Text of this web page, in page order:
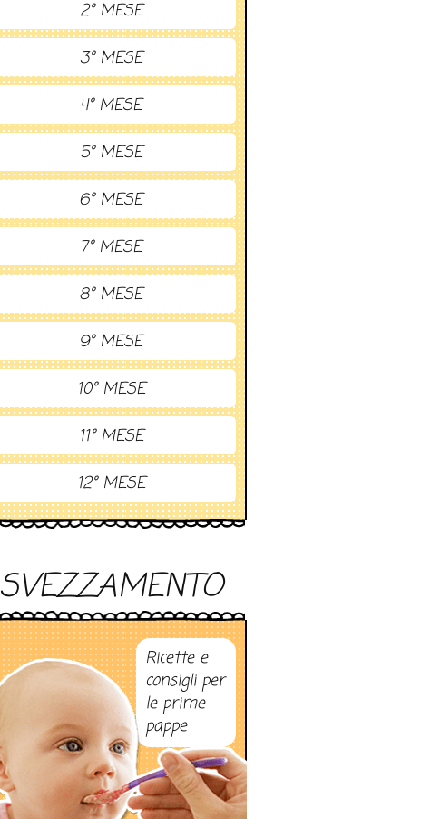
2° MESE
3° MESE
4° MESE
5° MESE
6° MESE
7° MESE
8° MESE
9° MESE
10° MESE
11° MESE
12° MESE
SVEZZAMENTO
Ricette e
consigli per
le prime
pappe